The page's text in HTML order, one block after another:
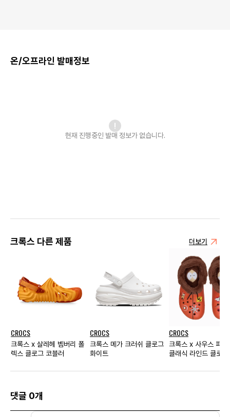
온/오프라인 발매정보
현재 진행중인 발매 정보가 없습니다.
크록스 다른 제품 더보기
CROCS
크록스 x 살레헤 벰버리 폴
렉스 클로그 코블러
CROCS
크록스 메가 크러쉬 클로그
화이트
CROCS
크록스 x 사우스 파크
클래식 라인드 클로
댓글 0개